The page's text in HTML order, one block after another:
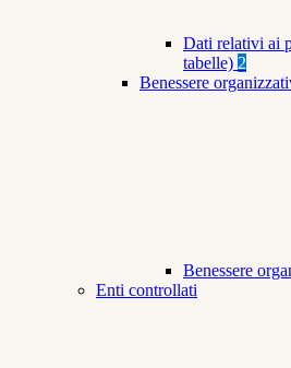
Dati relativi ai
tabelle) 2
Benessere
Benessere
Enti controllati